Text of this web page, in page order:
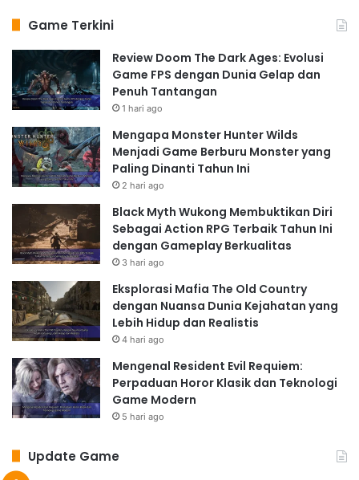
Game Terkini
Review Doom The Dark Ages: Evolusi
Game FPS dengan Dunia Gelap dan
Penuh Tantangan
1 hari ago
Mengapa Monster Hunter Wilds
Menjadi Game Berburu Monster yang
Paling Dinanti Tahun Ini
2 hari ago
Black Myth Wukong Membuktikan Diri
Sebagai Action RPG Terbaik Tahun Ini
dengan Gameplay Berkualitas
3 hari ago
Eksplorasi Mafia The Old Country
dengan Nuansa Dunia Kejahatan yang
Lebih Hidup dan Realistis
4 hari ago
Mengenal Resident Evil Requiem:
Perpaduan Horor Klasik dan Teknologi
Game Modern
5 hari ago
Update Game